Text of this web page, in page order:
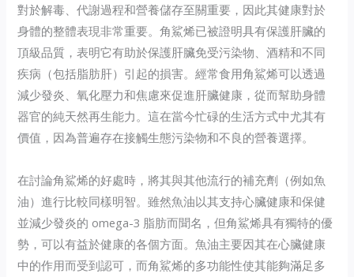
對於解毒、代謝過程和營養儲存至關重要，因此其健康對於
身體的整體表現非常重要。角鯊烯已被證明具有保護肝臟的
頂級品質，表明它有助於保護肝臟免受污染物、酒精和不同
疾病（包括脂肪肝）引起的損害。經常食用角鯊烯可以透過
減少發炎、氧化壓力和焦慮來促進肝臟健康，從而幫助身體
器官的純天然再生能力。這在當今忙碌的生活方式中尤其有
價值，因為普遍存在接觸生態污染物和不良的營養選擇。
在討論角鯊烯的好處時，將其與其他流行的補充劑（例如魚
油）進行比較同樣明智。雖然魚油以其支持心臟健康和保健
並減少發炎的 omega-3 脂肪而聞名，但角鯊烯具有獨特的優
勢，可以有益於健康的各個方面。魚油主要因其在心臟健康
中的作用而受到認可，而角鯊烯的多功能性使其能夠滿足多